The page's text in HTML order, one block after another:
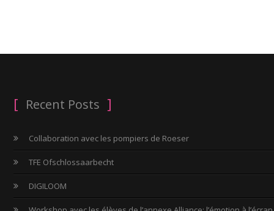
Recent Posts
Collaboration avec les pompiers de Roeser
TFE Ofschlossaarbecht
DIGILOOM